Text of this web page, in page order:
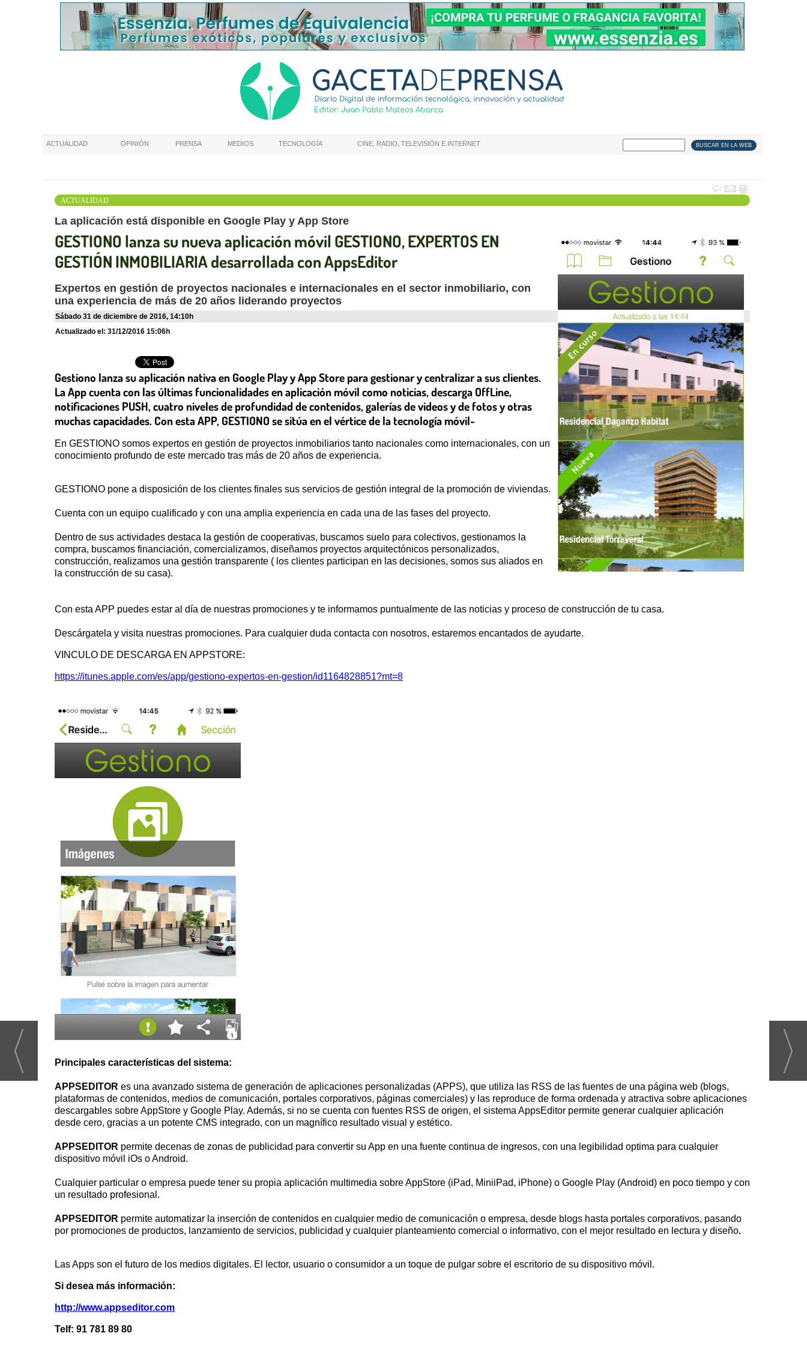
ACTUALIDAD OPINIÓN PRENSA MEDIOS TECNOLOGÍA CINE, RADIO, TELEVISIÓN E INTERNET
ACTUALIDAD
La aplicación está disponible en Google Play y App Store
GESTIONO lanza su nueva aplicación móvil GESTIONO, EXPERTOS EN
GESTIÓN INMOBILIARIA desarrollada con AppsEditor
Expertos en gestión de proyectos nacionales e internacionales en el sector inmobiliario, con
una experiencia de más de 20 años liderando proyectos
sábado 31 de diciembre de 2016, 14:10h
Actualizado el: 31/12/2016 15:06h
Gestiono lanza su aplicación nativa en Google Play y App Store para gestionar y centralizar a sus clientes.
La App cuenta con las últimas funcionalidades en aplicación móvil como noticias, descarga OffLine,
notificaciones PUSH, cuatro niveles de profundidad de contenidos, galerías de videos y de fotos y otras
muchas capacidades. Con esta APP, GESTIONO se sitúa en el vértice de la tecnología móvil-
En GESTIONO somos expertos en gestión de proyectos inmobiliarios tanto nacionales como internacionales, con un
conocimiento profundo de este mercado tras más de 20 años de experiencia.
GESTIONO pone a disposición de los clientes finales sus servicios de gestión integral de la promoción de viviendas.
Cuenta con un equipo cualificado y con una amplia experiencia en cada una de las fases del proyecto.
Dentro de sus actividades destaca la gestión de cooperativas, buscamos suelo para colectivos, gestionamos la
compra, buscamos financiación, comercializamos, diseñamos proyectos arquitectónicos personalizados,
construcción, realizamos una gestión transparente ( los clientes participan en las decisiones, somos sus aliados en
la construcción de su casa).
Con esta APP puedes estar al día de nuestras promociones y te informamos puntualmente de las noticias y proceso de construcción de tu casa.
Descárgatela y visita nuestras promociones. Para cualquier duda contacta con nosotros, estaremos encantados de ayudarte.
VINCULO DE DESCARGA EN APPSTORE:
https://itunes.apple.com/es/app/gestiono-expertos-en-gestion/id1164828851?mt=8
Principales características del sistema:
APPSEDITOR es una avanzado sistema de generación de aplicaciones personalizadas (APPS), que utiliza las RSS de las fuentes de una página web (blogs,
plataformas de contenidos, medios de comunicación, portales corporativos, páginas comerciales) y las reproduce de forma ordenada y atractiva sobre aplicaciones
descargables sobre AppStore y Google Play. Además, si no se cuenta con fuentes RSS de origen, el sistema AppsEditor permite generar cualquier aplicación
desde cero, gracias a un potente CMS integrado, con un magnífico resultado visual y estético.
APPSEDITOR permite decenas de zonas de publicidad para convertir su App en una fuente continua de ingresos, con una legibilidad optima para cualquier
dispositivo móvil iOs o Android.
Cualquier particular o empresa puede tener su propia aplicación multimedia sobre AppStore (iPad, MiniiPad, iPhone) o Google Play (Android) en poco tiempo y con
un resultado profesional.
APPSEDITOR permite automatizar la inserción de contenidos en cualquier medio de comunicación o empresa, desde blogs hasta portales corporativos, pasando
por promociones de productos, lanzamiento de servicios, publicidad y cualquier planteamiento comercial o informativo, con el mejor resultado en lectura y diseño.
Las Apps son el futuro de los medios digitales. El lector, usuario o consumidor a un toque de pulgar sobre el escritorio de su dispositivo móvil.
Si desea más información:
http://www.appseditor.com
Telf: 91 781 89 80